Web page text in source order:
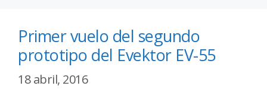
Primer vuelo del segundo
prototipo del Evektor EV-55
18 abril, 2016